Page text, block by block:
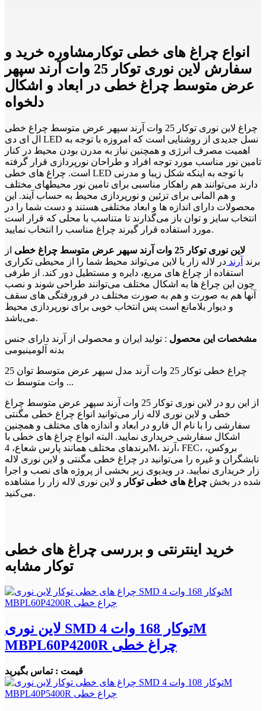
انواع چراغ های خطی توکارمشاوره خرید و
سفارش لاین نوری توکار 25 وات آرند سپهر
عرض متوسط چراغ خطی در ابعاد و اشکال
دلخواه
چراغ لاین نوری توکار 25 وات آرند سپهر عرض متوسط چراغ خطی
ال ای دی LED نسل جدیدی از روشنایی است که امروزه با توجه به
اهمیت مصرف انرژی و همچنین نیاز به مدرن بودن محیط در کنار
تامین نور مناسب مورد توجه افراد و طراحان نورپردازی قرار گرفته
است. چراغ های خطی LED با توجه به اینکه شکل زیبا و مدرنی
دارند می‌توانند هم راهکار مناسبی برای تامین نور محیطهای مختلف
و هم المانی برای تزئین و نورپردازی محیط به حساب آیند. این
محصولات دارای اندازه ها و ابعاد مختلفی هستند و دست شما را در
انتخاب سایز و توان باز می‌گذارند تا متناسب با محلی که قرار است
مورد استفاده قرار گیرند چراغ مناسب را انتخاب نمایید.
لاین نوری توکار 25 وات آرند سپهر عرض متوسط چراغ خطی
از
برند آرند در لاله زار یا لاین می‌تواند محیط شما را از محیطی تکراری
استفاده از چراغ های مربع، دایره و مستطیل دور کند. از طرفی
چون این چراغ ها به اشکال مختلف می‌توانند طراحی شوند و نصب
آنها هم به صورت و هم به صورت مختلف در فرورفتگی های سقف
و دیوار بلامانع است پس انتخاب خوبی برای نورپردازی محیط
می‌باشد.
مشخصات این محصول : تولید ایران و محصولی از آرند دارای جنس
بدنه آلومینیومی
چراغ خطی توکار 25 وات آرند مدل سپهر عرض متوسط توان 25
وات متوسط ت ...
از این رو در لاین نوری توکار 25 وات آرند سپهر عرض متوسط چراغ
خطی و لاین نوری لاله زار می‌توانید انواع چراغ خطی مگنتی
سفارشی را با نام ال فارو در ابعاد و اندازه های مختلف و همچنین
اشکال سفارشی خریداری نمایید. البته انواع چراغ های خطی با
برندهای مختلف همانند پارس شعاع، 4M، آرند، FEC، بروکس،
تابشگران و غیره را می‌توانید در چراغ خطی مگنتی و لاین نوری لاله
زار خریداری نمایید. در ویدیوی زیر بخشی از پروژه های نصب و اجرا
شده در بخش چراغ های خطی توکار و لاین نوری لاله زار را مشاهده
می‌کنید.
خرید اینترنتی و بررسی چراغ های خطی
توکار مشابه
لاین نوری SMD توکار 168 وات 4M
MBPL60P4200R چراغ خطی
قیمت : تماس بگیرید